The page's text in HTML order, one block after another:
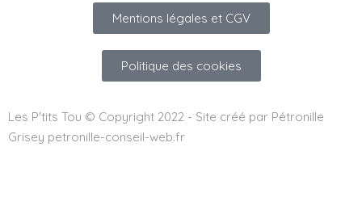
Mentions légales et CGV
Politique des cookies
Les P'tits Tou © Copyright 2022 - Site créé par Pétronille
Grisey petronille-conseil-web.fr